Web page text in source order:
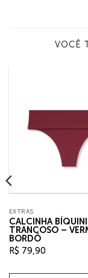
VOCÊ
EXTRAS
CALCINHA BÍQUINI
TRANCOSO –
BORDÔ
R$ 79,90